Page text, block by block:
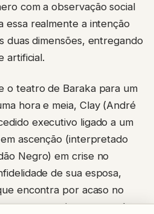
com a observação social
essa realmente a intenção
duas dimensões, entregando
artificial.
o teatro de Baraka para um
hora e meia, Clay (André
executivo ligado a um
ascenção (interpretado
Negro) em crise no
de sua esposa,
encontra por acaso no
a provocativa e sensual